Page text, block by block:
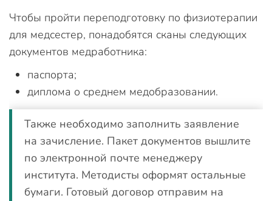
Чтобы пройти переподготовку по физиотерапии
для медсестер, понадобятся сканы следующих
документов медработника:
паспорта;
диплома о среднем медобразовании.
Также необходимо заполнить заявление
на зачисление. Пакет документов вышлите
по электронной почте менеджеру
института. Методисты оформят остальные
бумаги. Готовый договор отправим на